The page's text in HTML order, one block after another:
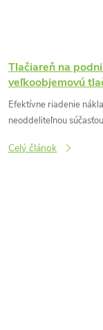
Tlačiareň na
veľkoobjemovú
Efektívne riadenie
neoddeliteľnou
Celý článok